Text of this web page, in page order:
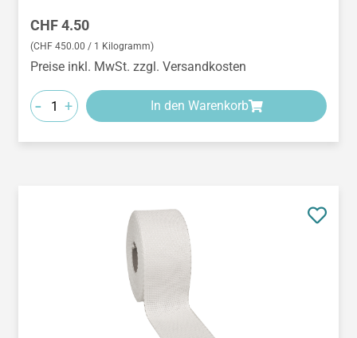
Regulärer Preis:
CHF 4.50
(CHF 450.00 / 1 Kilogramm)
Preise inkl. MwSt. zzgl. Versandkosten
- + In den Warenkorb